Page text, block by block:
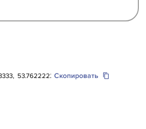
Скопировать